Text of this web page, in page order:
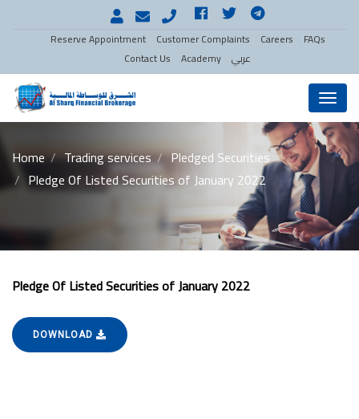
Reserve Appointment Customer Complaints Careers
FAQs
Contact Us
Academy عربي
Menu
Home Trading services
Pledged Securities
Pledge Of Listed Securities of January 2022
Pledge Of Listed Securities of January 2022
DOWNLOAD